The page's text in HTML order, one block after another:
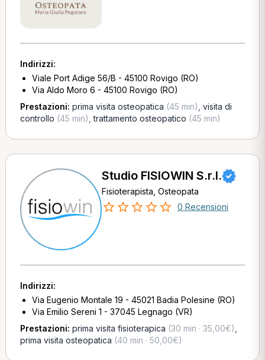
Indirizzi:
Viale Port Adige 56/B - 45100 Rovigo (RO)
Via Aldo Moro 6 - 45100 Rovigo (RO)
Prestazioni: prima visita osteopatica (45 min) visita di
controllo (45 min) ,trattamento osteopatico (45 min)
Studio FISIOWIN S.r.l.
Fisioterapista, Osteopata
0 Recensioni
Indirizzi:
Via Eugenio Montale 19 - 45021 Badia Polesine (RO)
Via Emilio Sereni 1 - 37045 Legnago (VR)
Prestazioni: prima visita fisioterapica (30 min · 35,00€)
prima visita osteopatica (40 min · 50,00€)